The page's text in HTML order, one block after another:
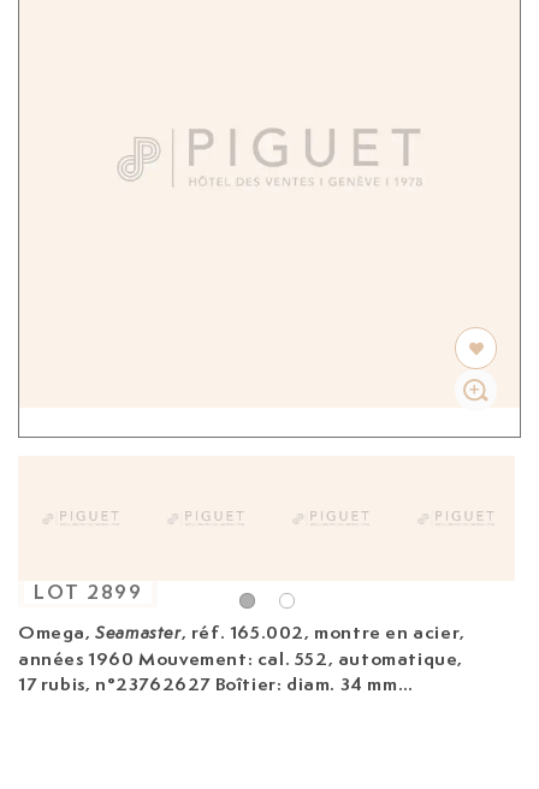
Omega,Seamaster, réf. 165.002, montre en acier,
années 1960 Mouvement: cal. 552, automatique,
17 rubis, n°23762627 Boîtier: diam. 34 mm
LOT 2899